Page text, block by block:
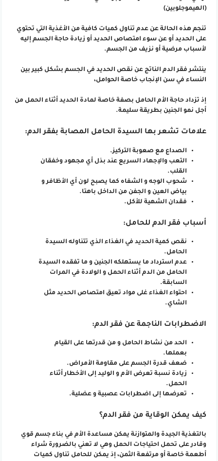
(الهيموجلوبين)
تنجم هذه الحالة عن عدم تناول كميات كافية من الأغذية التي تحتوي
على الحديد أو عن سوء امتصاص الحديد أو زيادة حاجة الجسم إليه
لأسباب مرضية أو نزيف من الجسم.
ينتشر فقر الدم الناتج عن نقص الحديد في الجسم بشكل كبير بين
النساء في سن الإنجاب خاصة الحوامل،
إذ تزداد حاجة الأم الحامل بصفة خاصة لمادة الحديد أثناء الحمل من
أجل نمو الجنين بطريقة سليمة.
علامات تشعر بها السيدة الحامل المصابة بفقر الدم:
الصداع مع صعوبة التركيز.
التعب والإجهاد السريع عند بذل أي مجهود وخفقان
القلب.
شحوب الوجه و الشفاه كما يصبح لون أي الأظافر و
بياض العين و الجفن من الداخل باهتا.
فقدان الشهية للأكل.
أسباب فقر الدم للحامل:
نقص كمية الحديد في الغذاء الذي تتناوله السيدة
الحامل.
عدم استرداد ما يستهلكه الجنين و ما تفقده السيدة
الحامل من الدم أثناء الحمل و الولادة في المرات
السابقة.
احتواء الغذاء غلى مواد تعيق امتصاص الحديد مثل
الشاي.
الاضطرابات الناجمة عن فقر الدم:
الحد من نشاط الحامل و من قدرتها على القيام
بعملها.
ضعف قدرة الجسم على مقاومة الأمراض.
زيادة نسبة تعرض الأم و الوليد إلى الأخطار أثناء
الحمل.
تعرضها إلى اضطرابات عصبية و عضلية.
كيف يمكن الوقاية من فقر الدم؟
بالتغذية الجيدة والمتوازنة يمكن مساعدة الأم في بناء جسم قوي
وقادر على تحمل احتياجات الحمل وهي لا تعني بالضرورة شراء
أطعمة خاصة أو مرتفعة الثمن، إذ يمكن للحامل تناول كميات